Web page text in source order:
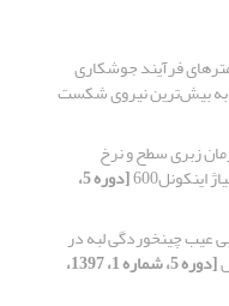
فرآیند جوشکاری
به بیش‌ترین نیروی شکست
زبری سطح و نرخ
[دوره 5،
بررسی عددی و تجربی عیب چین‎خوردگی لبه در
[دوره 5، شماره 1، 1397،